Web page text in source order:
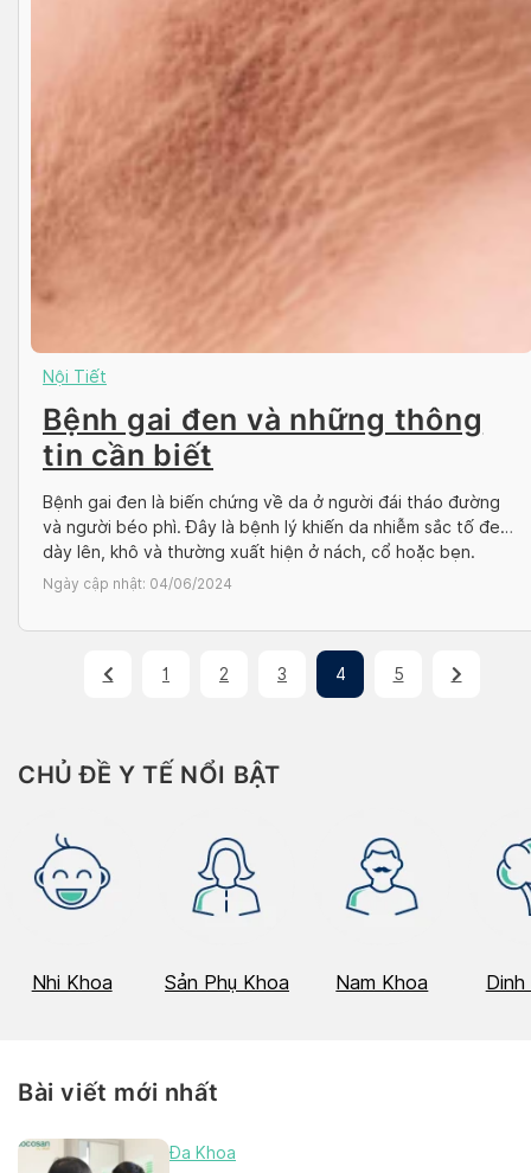
Nội Tiết
Bệnh gai đen và những thông
tin cần biết
Bệnh gai đen là biến chứng về da ở người đái tháo đường
và người béo phì. Đây là bệnh lý khiến da nhiễm sắc tố đen,
dày lên, khô và thường xuất hiện ở nách, cổ hoặc bẹn.
Trong bài viết này, mời bạn cùng DiaB tìm hiểu rõ hơn về
Ngày cập nhật: 04/06/2024
1 2 3 4 5
CHỦ ĐỀ Y TẾ NỔI BẬT
Nhi Khoa Sản Phụ Khoa Nam Khoa
Bài viết mới nhất
Đa Khoa